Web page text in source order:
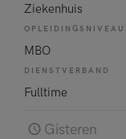
Ziekenhuis
OPLEIDINGSNIVEAU
MBO
DIENSTVERBAND
Fulltime
Gisteren